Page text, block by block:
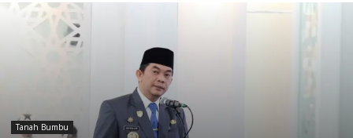
Tanah Bumbu